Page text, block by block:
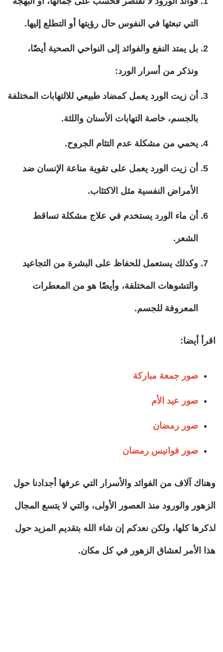
التي تبعثها في النفوس حال رؤيتها أو التطلع إليها.
بل يمتد النفع والفوائد إلى النواحي الصحية أيضًا،
ونذكر من أسرار الورد:
أن زيت الورد يعمل كمضاد طبيعي للالتهابات المختلفة
بالجسم، خاصة التهابات الأسنان واللثة.
يحمي من مشكلة عدم التئام الجروح.
أن زيت الورد يعمل على تقوية مناعة الإنسان ضد
الأمراض النفسية مثل الاكتئاب.
أن ماء الورد يستخدم في علاج مشكلة تساقط
الشعر.
وكذلك يستعمل للحفاظ على البشرة من التجاعيد
والتشوهات المختلفة، وأيضًا هو من المعطرات
المعروفة للجسم.
اقرأ أيضا:
صور جمعة مباركة
صور عيد الأم
صور رمضان
صور فوانيس رمضان
وهناك آلاف من الفوائد والأسرار التي عرفها أجدادنا حول
الزهور والورود منذ العصور الأولى، والتي لا يتسع المجال
لذكرها كلها، ولكن نعدكم إن شاء الله بتقديم المزيد حول
هذا الأمر لعشاق الزهور في كل مكان.